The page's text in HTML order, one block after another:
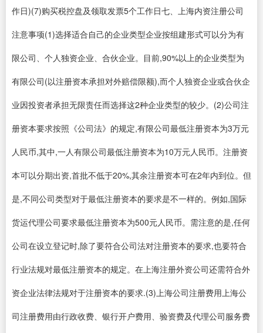
作日)(7)购买税控盘及领取发票5个工作日七、上海内资注册公司
注意事项(1)选择适合自己的企业类型企业按组建形式可以分为有
限公司、个人独资企业、合伙企业。目前,90%以上的企业类型为
有限公司(以注册资本承担对外赔偿限额),而个人独资企业或合伙企
业因投资者承担无限责任而选择这2种企业类型的较少。(2)公司注
册资本要求按照《公司法》的规定,有限公司最低注册资本为3万元
人民币,其中,一人有限公司最低注册资本为10万元人民币。注册资
本可以分期出资,首批不低于20%,其余注册资本可在2年内到位。但
是,不同公司类型对于最低注册资本的要求是不一样的。例如,国际
货运代理公司要求最低注册资本为500元人民币。需注意的是,任何
公司在设立登记时,除了要符合公司法对注册资本的要求,也要符合
行业法规对最低注册资本的规定。在上海注册外资公司还需符合外
资企业法律法规对于注册资本的要求.(3)上海公司注册费用上海公
司注册费用由行政收费、银行开户费用、验资费及代理公司服务费